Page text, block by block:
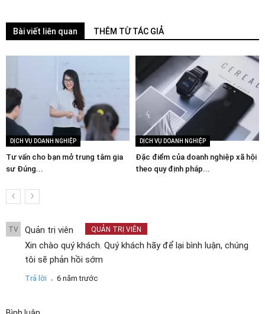
Bài viết liên quan THÊM TỪ TÁC GIẢ
DỊCH VỤ DOANH NGHIỆP
Tư vấn cho bạn mở trung tâm gia
sư Đúng...
DỊCH VỤ DOANH NGHIỆP
Đặc điểm của doanh nghiệp xã hội
theo quy định pháp...
‹ ›
TV Quản trị viên QUẢN TRỊ VIÊN
Xin chào quý khách. Quý khách hãy để lại bình luận, chúng
tôi sẽ phản hồi sớm
Trả lời . 6 năm trước